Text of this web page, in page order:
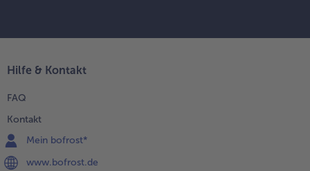
Hilfe & Kontakt
FAQ
Kontakt
Mein bofrost*
www.bofrost.de